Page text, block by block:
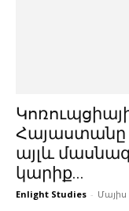
Հայաստանը
այլև
կարիք...
Enlight Studies - Մայիս